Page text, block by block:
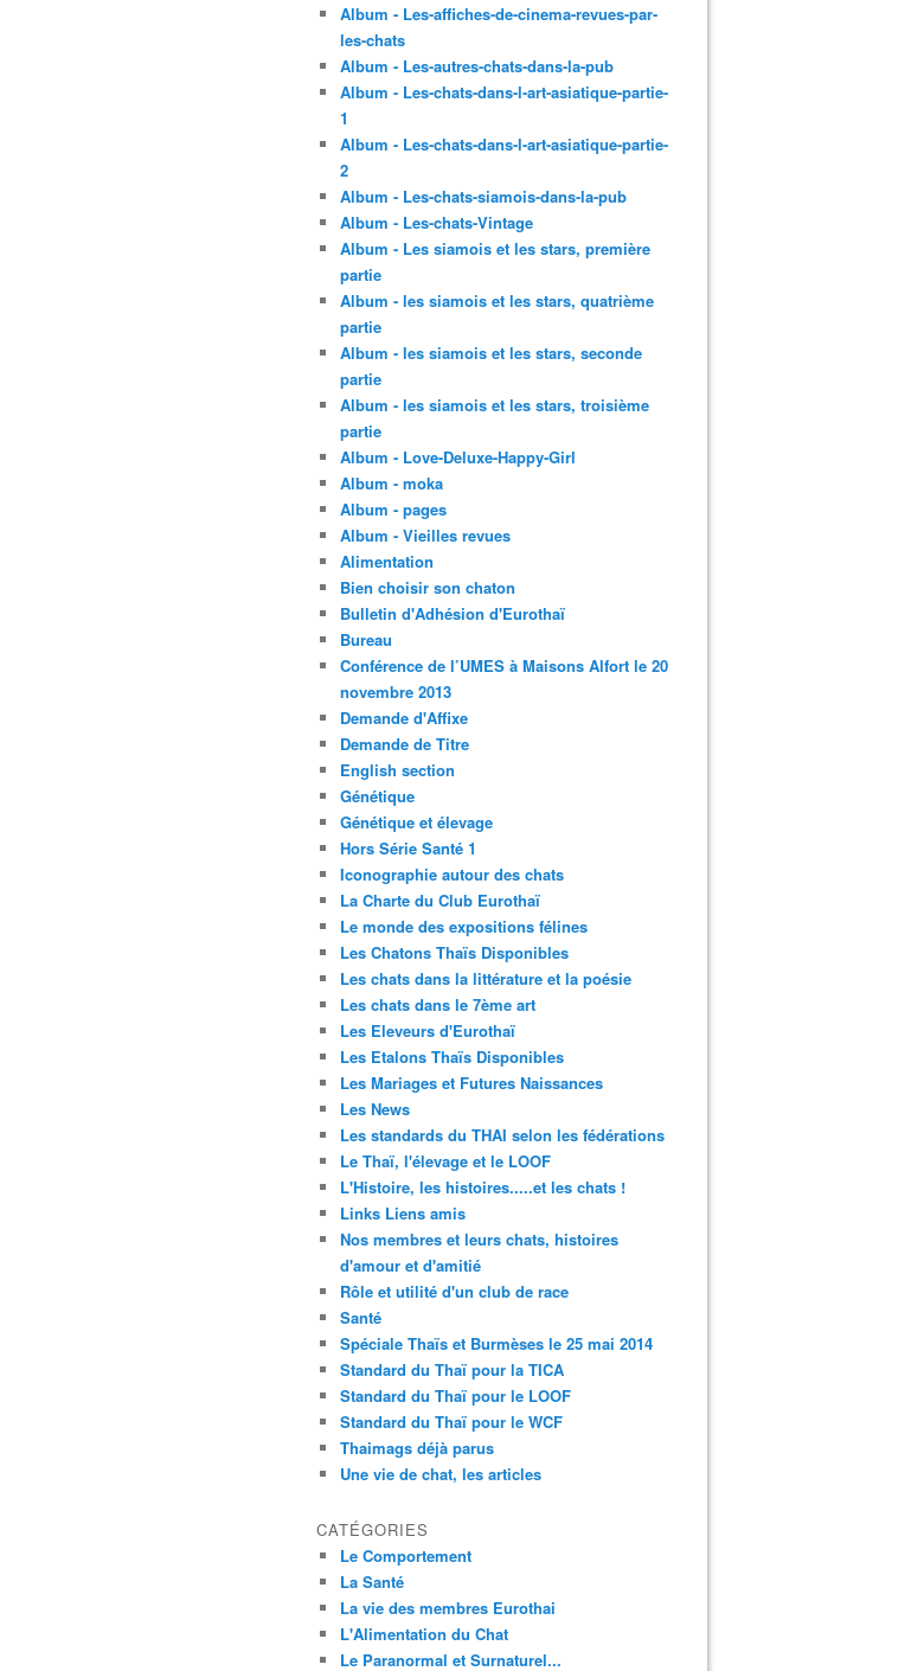
Album - Les-affiches-de-cinema-revues-par-
les-chats
Album - Les-autres-chats-dans-la-pub
Album - Les-chats-dans-l-art-asiatique-partie-
1
Album - Les-chats-dans-l-art-asiatique-partie-
2
Album - Les-chats-siamois-dans-la-pub
Album - Les-chats-Vintage
Album - Les siamois et les stars, première
partie
Album - les siamois et les stars, quatrième
partie
Album - les siamois et les stars, seconde
partie
Album - les siamois et les stars, troisième
partie
Album - Love-Deluxe-Happy-Girl
Album - moka
Album - pages
Album - Vieilles revues
Alimentation
Bien choisir son chaton
Bulletin d'Adhésion d'Eurothaï
Bureau
Conférence de l’UMES à Maisons Alfort le 20
novembre 2013
Demande d'Affixe
Demande de Titre
English section
Génétique
Génétique et élevage
Hors Série Santé 1
Iconographie autour des chats
La Charte du Club Eurothaï
Le monde des expositions félines
Les Chatons Thaïs Disponibles
Les chats dans la littérature et la poésie
Les chats dans le 7ème art
Les Eleveurs d'Eurothaï
Les Etalons Thaïs Disponibles
Les Mariages et Futures Naissances
Les News
Les standards du THAI selon les fédérations
Le Thaï, l'élevage et le LOOF
L'Histoire, les histoires.....et les chats !
Links Liens amis
Nos membres et leurs chats, histoires
d'amour et d'amitié
Rôle et utilité d'un club de race
Santé
Spéciale Thaïs et Burmèses le 25 mai 2014
Standard du Thaï pour la TICA
Standard du Thaï pour le LOOF
Standard du Thaï pour le WCF
Thaimags déjà parus
Une vie de chat, les articles
CATÉGORIES
Le Comportement
La Santé
La vie des membres Eurothai
L'Alimentation du Chat
Le Paranormal et Surnaturel...